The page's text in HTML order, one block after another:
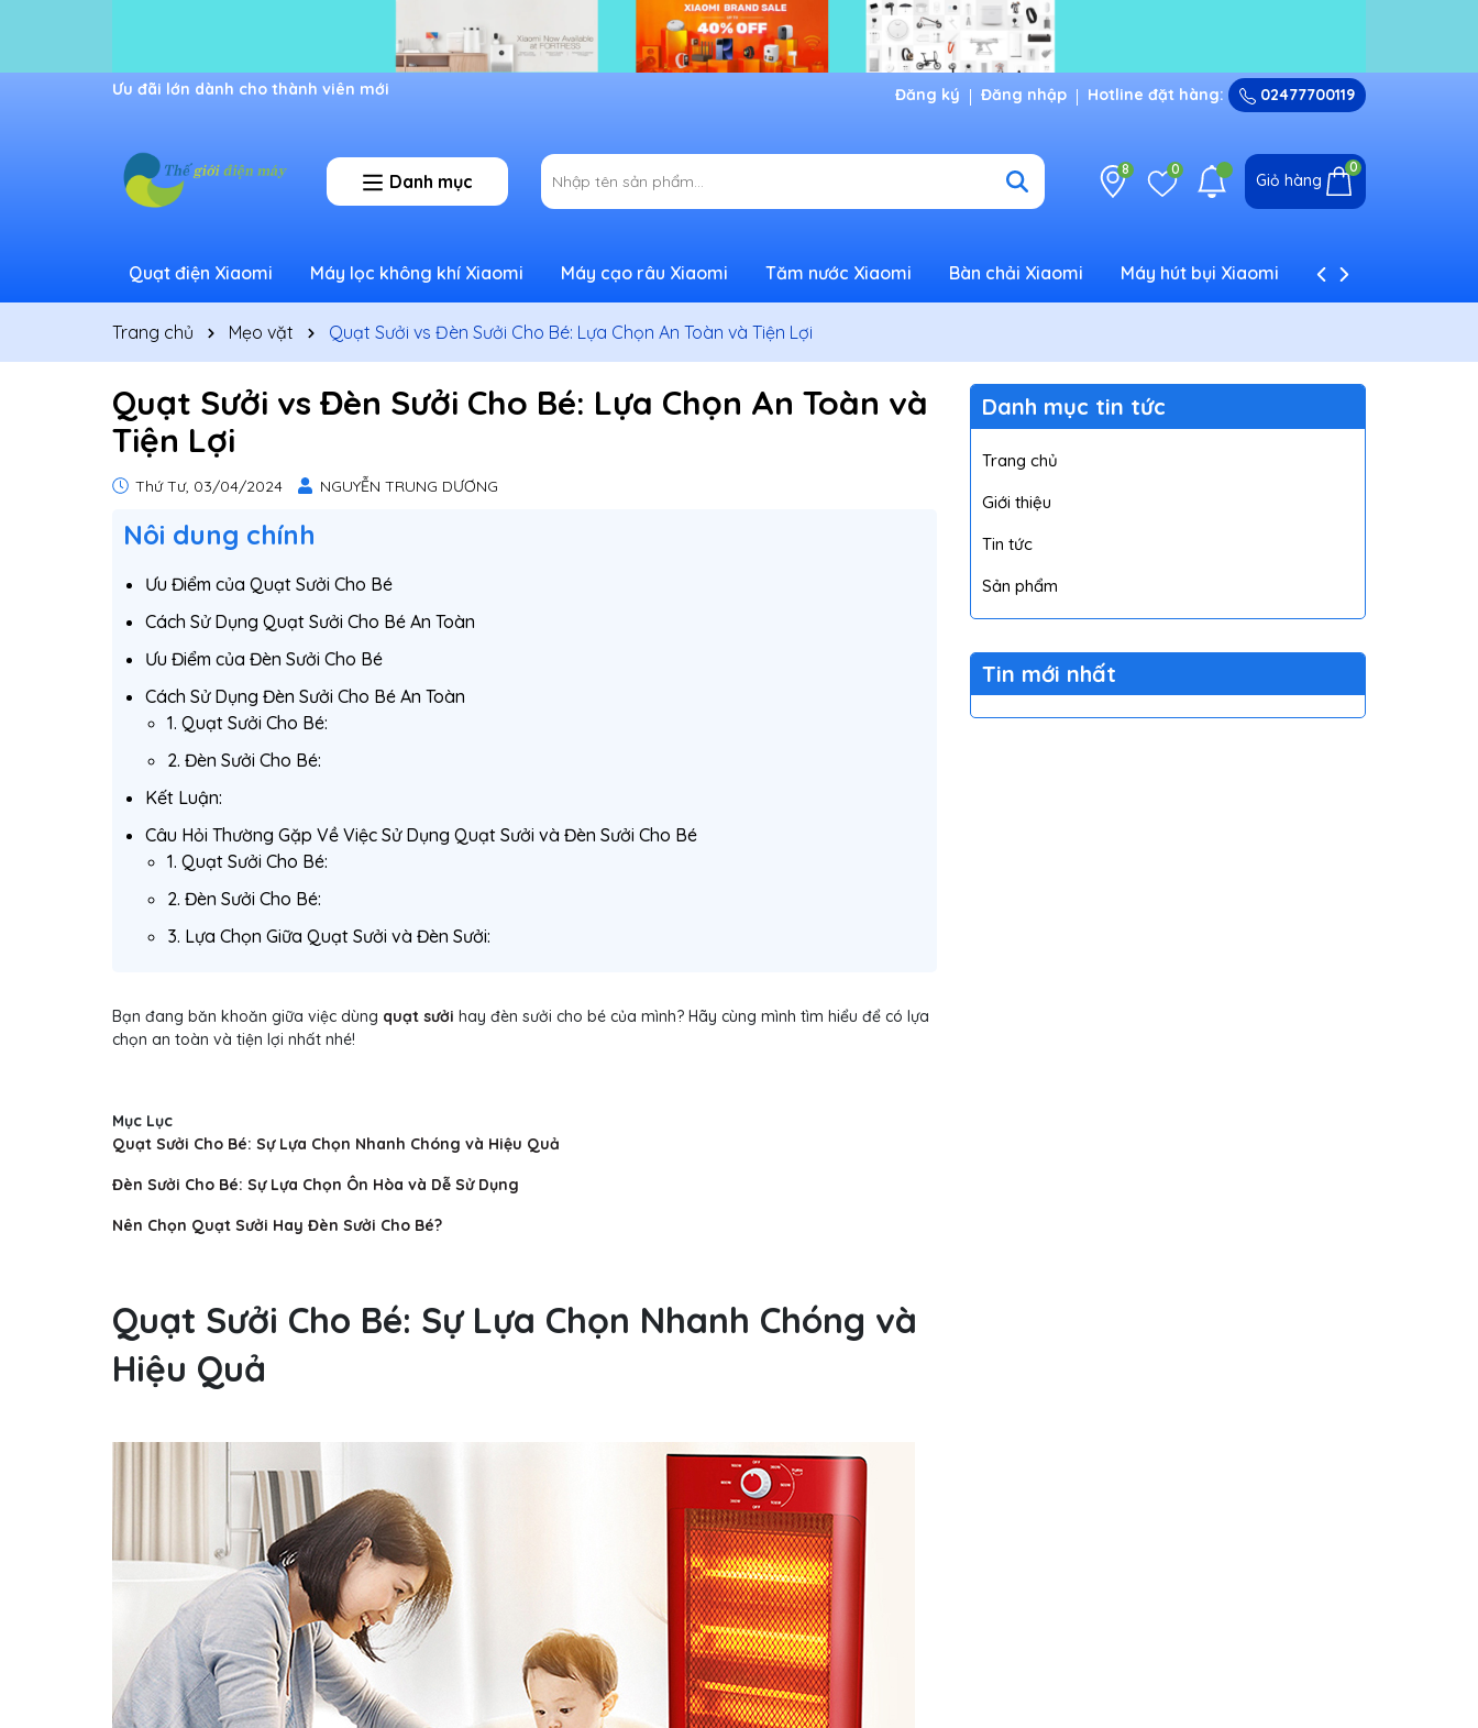
Ưu đãi lớn dành cho thành viên mới Đăng ký Đăng nhập Hotline đặt hàng: 02477700119
Danh mục
8 0
Giỏ hàng
0
Quạt điện Xiaomi Máy lọc không khí Xiaomi Máy cạo râu Xiaomi Tăm nước Xiaomi Bàn chải Xiaomi Máy hút bụi Xiaomi Máy tạo ẩm Xiaomi
Trang chủ Mẹo vặt Quạt Sưởi vs Đèn Sưởi Cho Bé: Lựa Chọn An Toàn và Tiện Lợi
Quạt Sưởi vs Đèn Sưởi Cho Bé: Lựa Chọn An Toàn và
Tiện Lợi
Thứ Tư, 03/04/2024 NGUYỄN TRUNG DƯƠNG
Nôi dung chính
Ưu Điểm của Quạt Sưởi Cho Bé
Cách Sử Dụng Quạt Sưởi Cho Bé An Toàn
Ưu Điểm của Đèn Sưởi Cho Bé
Cách Sử Dụng Đèn Sưởi Cho Bé An Toàn
1. Quạt Sưởi Cho Bé:
2. Đèn Sưởi Cho Bé:
Kết Luận:
Câu Hỏi Thường Gặp Về Việc Sử Dụng Quạt Sưởi và Đèn Sưởi Cho Bé
1. Quạt Sưởi Cho Bé:
2. Đèn Sưởi Cho Bé:
3. Lựa Chọn Giữa Quạt Sưởi và Đèn Sưởi:
Bạn đang băn khoăn giữa việc dùng quạt sưởi hay đèn sưởi cho bé của mình? Hãy cùng mình tìm hiểu để có lựa
chọn an toàn và tiện lợi nhất nhé!
Mục Lục
Quạt Sưởi Cho Bé: Sự Lựa Chọn Nhanh Chóng và Hiệu Quả
Đèn Sưởi Cho Bé: Sự Lựa Chọn Ôn Hòa và Dễ Sử Dụng
Nên Chọn Quạt Sưởi Hay Đèn Sưởi Cho Bé?
Quạt Sưởi Cho Bé: Sự Lựa Chọn Nhanh Chóng và
Hiệu Quả
Danh mục tin tức
Trang chủ
Giới thiệu
Tin tức
Sản phẩm
Tin mới nhất